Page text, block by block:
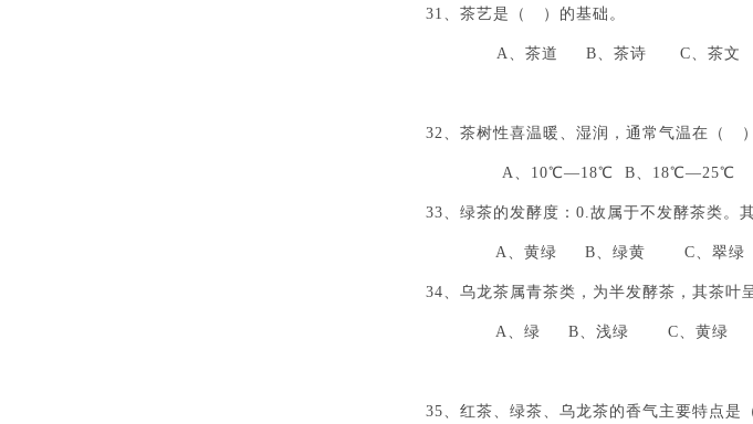
31、茶艺是（ ）的基础。
A、茶道 B、茶诗 C、茶文
32、茶树性喜温暖、湿润，通常气温在（
A、10℃—18℃ B、18℃—25℃
33、绿茶的发酵度：0.故属于不发酵茶类。
A、黄绿 B、绿黄 C、翠绿
34、乌龙茶属青茶类，为半发酵茶，其茶
A、绿 B、浅绿 C、黄绿 D
35、红茶、绿茶、乌龙茶的香气主要特点是